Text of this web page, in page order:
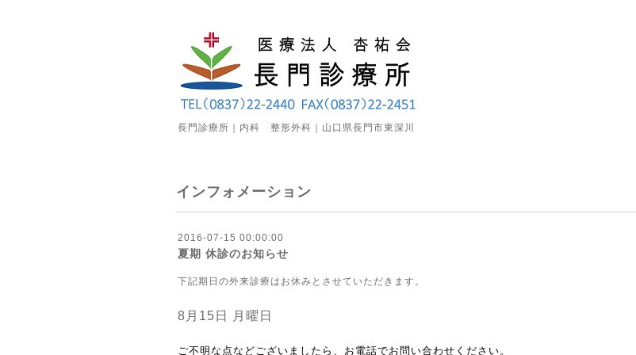
長門診療所｜内科 整形外科｜山口県長門市東深川
インフォメーション
2016-07-15 00:00:00
夏期 休診のお知らせ
下記期日の外来診療はお休みとさせていただきます。
8月15日 月曜日
ご不明な点などございましたら、お電話でお問い合わせください。